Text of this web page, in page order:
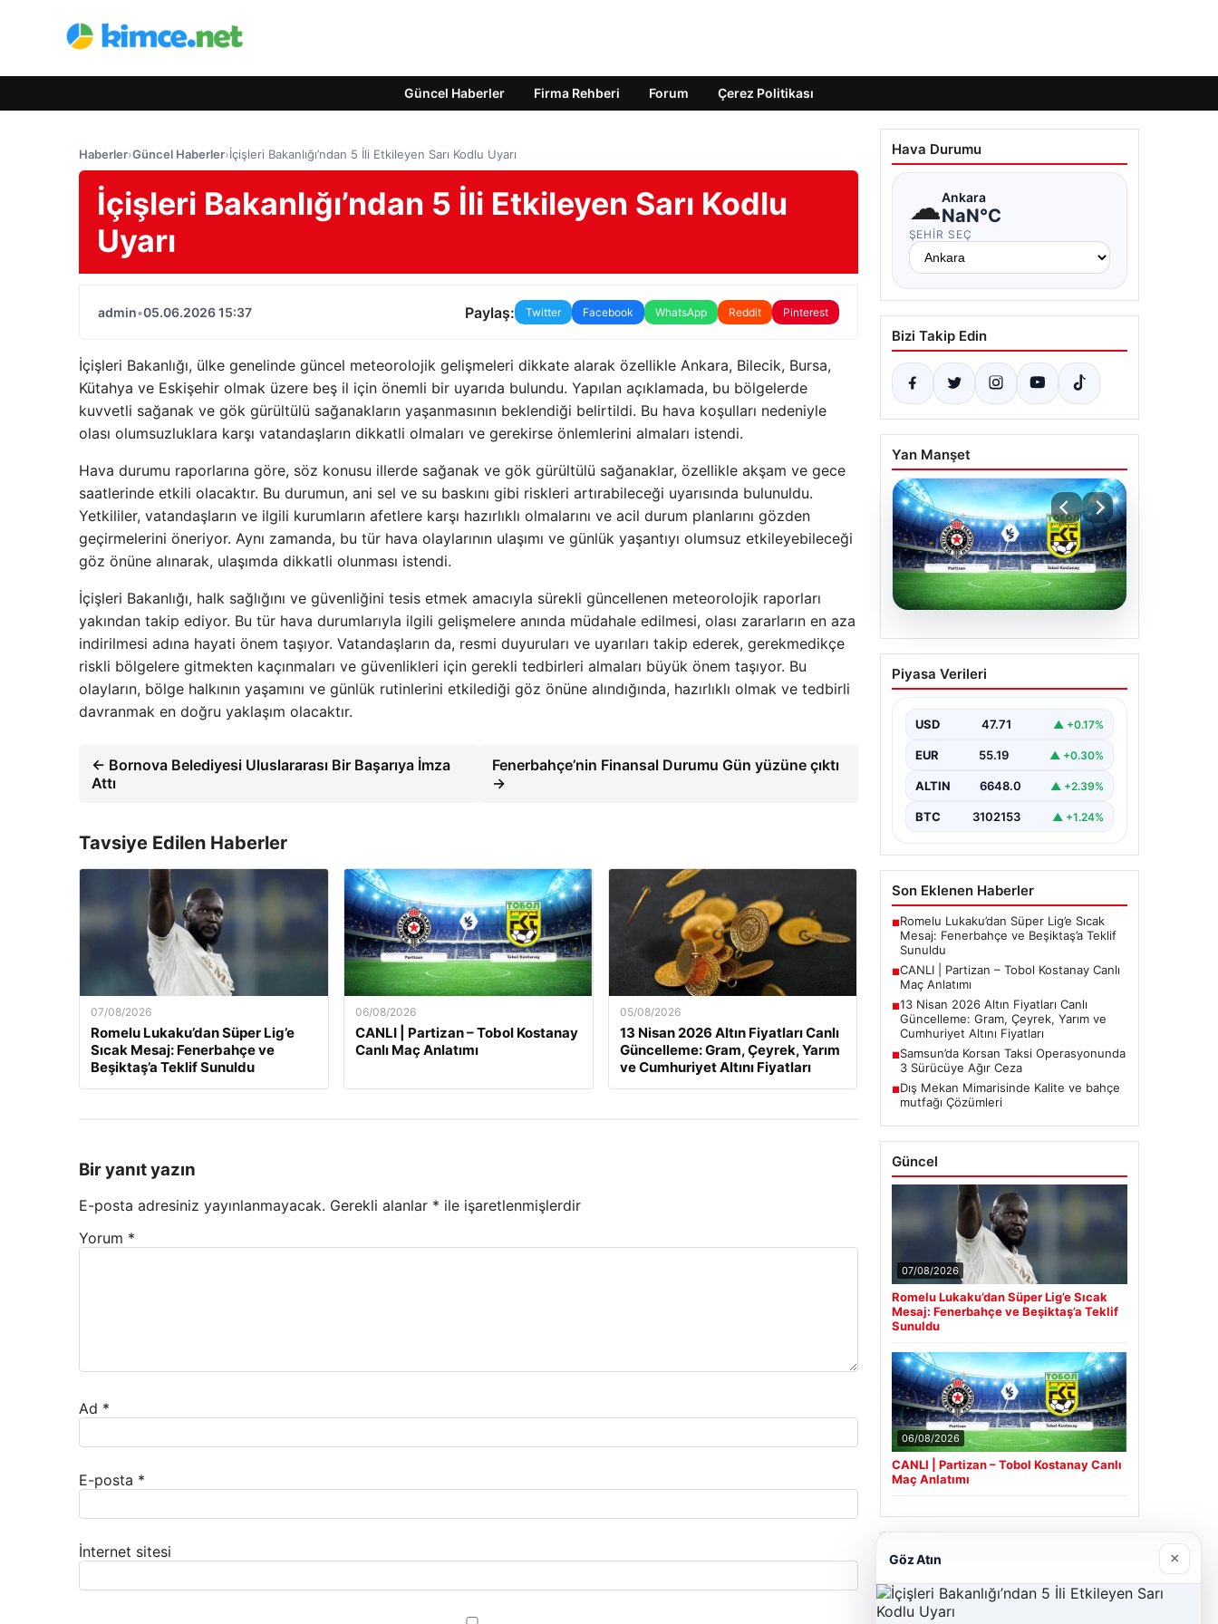
Güncel Haberler Firma Rehberi Forum Çerez Politikası
Haberler›Güncel Haberler›İçişleri Bakanlığı’ndan 5 İli Etkileyen Sarı Kodlu Uyarı
İçişleri Bakanlığı’ndan 5 İli Etkileyen Sarı Kodlu
Uyarı
admin•05.06.2026 15:37 Paylaş: Twitter Facebook WhatsApp Reddit Pinterest
İçişleri Bakanlığı, ülke genelinde güncel meteorolojik gelişmeleri dikkate alarak özellikle Ankara, Bilecik, Bursa,
Kütahya ve Eskişehir olmak üzere beş il için önemli bir uyarıda bulundu. Yapılan açıklamada, bu bölgelerde
kuvvetli sağanak ve gök gürültülü sağanakların yaşanmasının beklendiği belirtildi. Bu hava koşulları nedeniyle
olası olumsuzluklara karşı vatandaşların dikkatli olmaları ve gerekirse önlemlerini almaları istendi.
Hava durumu raporlarına göre, söz konusu illerde sağanak ve gök gürültülü sağanaklar, özellikle akşam ve gece
saatlerinde etkili olacaktır. Bu durumun, ani sel ve su baskını gibi riskleri artırabileceği uyarısında bulunuldu.
Yetkililer, vatandaşların ve ilgili kurumların afetlere karşı hazırlıklı olmalarını ve acil durum planlarını gözden
geçirmelerini öneriyor. Aynı zamanda, bu tür hava olaylarının ulaşımı ve günlük yaşantıyı olumsuz etkileyebileceği
göz önüne alınarak, ulaşımda dikkatli olunması istendi.
İçişleri Bakanlığı, halk sağlığını ve güvenliğini tesis etmek amacıyla sürekli güncellenen meteorolojik raporları
yakından takip ediyor. Bu tür hava durumlarıyla ilgili gelişmelere anında müdahale edilmesi, olası zararların en aza
indirilmesi adına hayati önem taşıyor. Vatandaşların da, resmi duyuruları ve uyarıları takip ederek, gerekmedikçe
riskli bölgelere gitmekten kaçınmaları ve güvenlikleri için gerekli tedbirleri almaları büyük önem taşıyor. Bu
olayların, bölge halkının yaşamını ve günlük rutinlerini etkilediği göz önüne alındığında, hazırlıklı olmak ve tedbirli
davranmak en doğru yaklaşım olacaktır.
← Bornova Belediyesi Uluslararası Bir Başarıya İmza
Attı
Fenerbahçe’nin Finansal Durumu Gün yüzüne çıktı
→
Tavsiye Edilen Haberler
07/08/2026
Romelu Lukaku’dan Süper Lig’e
Sıcak Mesaj: Fenerbahçe ve
Beşiktaş’a Teklif Sunuldu
06/08/2026
CANLI | Partizan – Tobol Kostanay
Canlı Maç Anlatımı
05/08/2026
13 Nisan 2026 Altın Fiyatları Canlı
Güncelleme: Gram, Çeyrek, Yarım
ve Cumhuriyet Altını Fiyatları
Bir yanıt yazın
E-posta adresiniz yayınlanmayacak. Gerekli alanlar * ile işaretlenmişlerdir
Yorum *
Ad *
E-posta *
İnternet sitesi
Hava Durumu
☁Ankara
NaN°C
ŞEHIR SEÇ
Bizi Takip Edin
Yan Manşet
06.08.2026
CANLI | Partizan – Tobol
Kostanay Canlı Maç
Piyasa Verileri
USD 47.71 ▲ +0.17%
EUR 55.19 ▲ +0.30%
ALTIN 6648.0 ▲ +2.39%
BTC 3102153 ▲ +1.24%
Son Eklenen Haberler
■Romelu Lukaku’dan Süper Lig’e Sıcak
Mesaj: Fenerbahçe ve Beşiktaş’a Teklif
Sunuldu
■CANLI | Partizan – Tobol Kostanay Canlı
Maç Anlatımı
■13 Nisan 2026 Altın Fiyatları Canlı
Güncelleme: Gram, Çeyrek, Yarım ve
Cumhuriyet Altını Fiyatları
■Samsun’da Korsan Taksi Operasyonunda
3 Sürücüye Ağır Ceza
■Dış Mekan Mimarisinde Kalite ve bahçe
mutfağı Çözümleri
Güncel
07/08/2026
Romelu Lukaku’dan Süper Lig’e Sıcak
Mesaj: Fenerbahçe ve Beşiktaş’a Teklif
Sunuldu
06/08/2026
CANLI | Partizan – Tobol Kostanay Canlı
Maç Anlatımı
Son Eklenen Firmalar
Cengiz Sigorta
23/06/2026
Göz Atın ×